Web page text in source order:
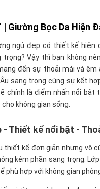
| Giường Bọc Da Hiện
ngủ đẹp có thiết kế hiện
Vậy thì bạn không
đến sự thoải mái và
sang trọng cùng sự kết
chính là điểm nhấn nổi bật
không gian sống.
- Thiết kế nổi bật -
thiết kế đơn giản nhưng
kém phần sang trọng.
hợp với không gian